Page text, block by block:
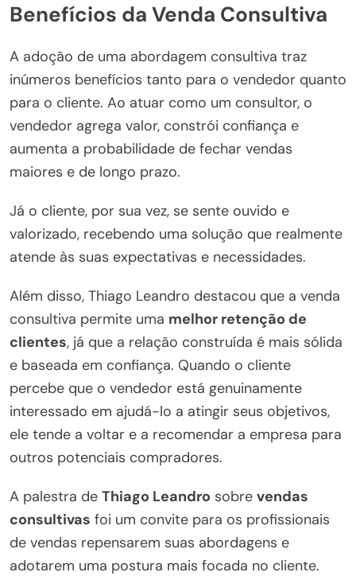
Benefícios da Venda Consultiva
A adoção de uma abordagem consultiva traz
inúmeros benefícios tanto para o vendedor quanto
para o cliente. Ao atuar como um consultor, o
vendedor agrega valor, constrói confiança e
aumenta a probabilidade de fechar vendas
maiores e de longo prazo.
Já o cliente, por sua vez, se sente ouvido e
valorizado, recebendo uma solução que realmente
atende às suas expectativas e necessidades.
Além disso, Thiago Leandro destacou que a venda
consultiva permite uma melhor retenção de
clientes, já que a relação construída é mais sólida
e baseada em confiança. Quando o cliente
percebe que o vendedor está genuinamente
interessado em ajudá-lo a atingir seus objetivos,
ele tende a voltar e a recomendar a empresa para
outros potenciais compradores.
A palestra de Thiago Leandro sobre vendas
consultivas foi um convite para os profissionais
de vendas repensarem suas abordagens e
adotarem uma postura mais focada no cliente.